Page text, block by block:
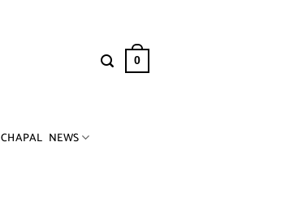
0
CHAPAL NEWS